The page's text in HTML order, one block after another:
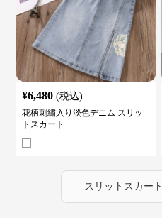
¥6,480 (税込)
花柄刺繍入り淡色デニム スリッ
トスカート
スリットスカート